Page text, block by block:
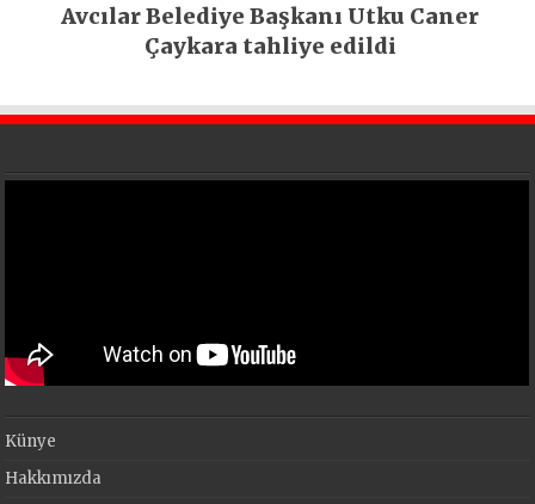
Avcılar Belediye Başkanı Utku Caner
Çaykara tahliye edildi
Künye
Hakkımızda